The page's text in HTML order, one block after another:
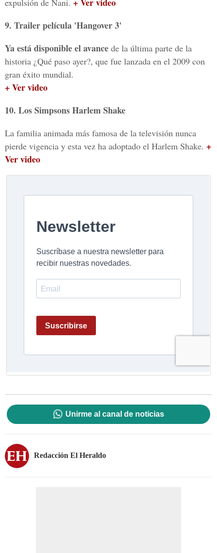
expulsión de Nani.
9. Trailer película 'Hangover 3'
Ya está disponible el avance de la última parte de la
historia ¿Qué paso ayer?, que fue lanzada en el 2009 con
gran éxito mundial.
+ Ver video
10. Los Simpsons Harlem Shake
La familia animada más famosa de la televisión nunca
pierde vigencia y esta vez ha adoptado el Harlem Shake. +
Ver video
Unirme al canal de noticias
Redacción El Heraldo